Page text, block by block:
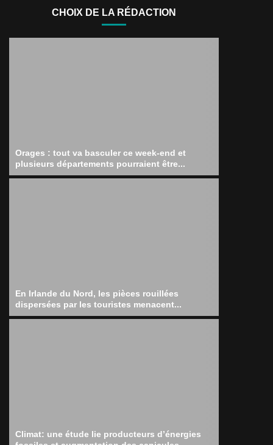
CHOIX DE LA RÉDACTION
Orages : tout va basculer ce week-end et
plusieurs départements pourraient être...
En Irlande du Nord, les pièces rouillées
dispersées par les touristes menacent...
Climat: une étude lie producteurs d’énergies